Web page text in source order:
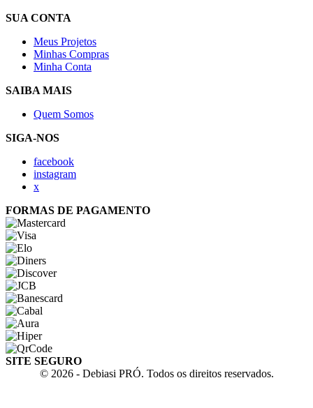
SUA CONTA
Meus Projetos
Minhas Compras
Minha Conta
SAIBA MAIS
Quem Somos
SIGA-NOS
facebook
instagram
x
FORMAS DE PAGAMENTO
SITE SEGURO
© 2026 - Debiasi PRÓ. Todos os direitos reservados.